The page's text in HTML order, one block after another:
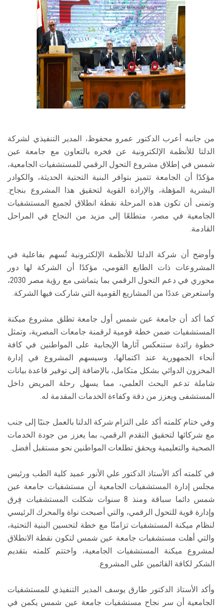
من جانبه أعرب الدكتور عمرو محفوظ، المدير التنفيذي لشركة
الدلتا للأنظمة الإلكترونية عن فخره بالتعاون مع جامعة عين
شمس في إطلاق مشروع التحول الرقمي للمستشفيات الجامعية،
مؤكدًا أن الجامعة تتميز بتوافر البنية التحتية الحديثة، والكوادر
البشرية المؤهلة، والإرادة القوية لتحقيق هذا المشروع بنجاح.
وتمنى أن تكون هذه المرحلة نقطة انطلاق لجميع المستشفيات
الجامعية في مصر، متطلعًا إلى مزيد من النجاح في المراحل
القادمة.
وأوضح أن شركة الدلتا للأنظمة الإلكترونية تُسهم بفاعلية في
المشروعات ذات الطابع القومي، مؤكدًا أن الشركة لها دور
محوري في دعم التحول الرقمي بما يتماشى مع رؤية مصر 2030،
واستعرض عددًا من المشاريع القومية التي شاركت فيها الشركة.
كما أكد أن جامعة عين شمس أول جامعة تطلق مشروع ميكنة
المستشفيات ضمن خطة قومية لرقمنة جامعات المصرية، وتمثل
خطوة رائدة ستنعكس آثارها الإيجابية على المواطنين في كافة
أنحاء الجمهورية عند اكتمالها، وسيسهم المشروع في إدارة
المخزون الدوائي بشكل متكامل، بالإضافة إلى توفير قاعدة بيانات
شاملة تدعم البحث العلمي، مما يسهل رحلة المريض داخل
المستشفى ويعزز من دقة وكفاءة الخدمات المقدمة له.
وفي ختام كلمته أكد على التزام شركة الدلتا بالعمل جنبًا إلى جنب
مع شركائها لتحقيق التقدم الرقمي، بما يعزز من جودة الخدمات
الصحية والتعليمية ويحقق تطلعات المواطنين نحو مستقبل أفضل.
في كلمته أكد الأستاذ الدكتور علي الأنور عميد كلية الطب ورئيس
مجلس إدارة المستشفيات الجامعية أن مستشفيات جامعة عين
شمس دائما سباقة ومنذ 8 سنوات شكلت المستشفيات فِرق
وإدارة قوية للتحول الرقمي، والتي أصبحت نواة والمحرك الرئيسي
لنظام ميكنة المستشفيات تزامنًا مع خطة لتحسين البنية التحتية،
والتي أهلت مستشفيات جامعة عين شمس لتكون نقطة الانطلاق
لمشروع ميكنة المستشفيات الجامعية، واختتم كلمته بتقديم
الشكر لكافة القائمين على المشروع.
وأكد الأستاذ الدكتور طارق يوسف المدير التنفيذي للمستشفيات
الجامعية أن سر نجاح مستشفيات جامعة عين شمس يكمن في